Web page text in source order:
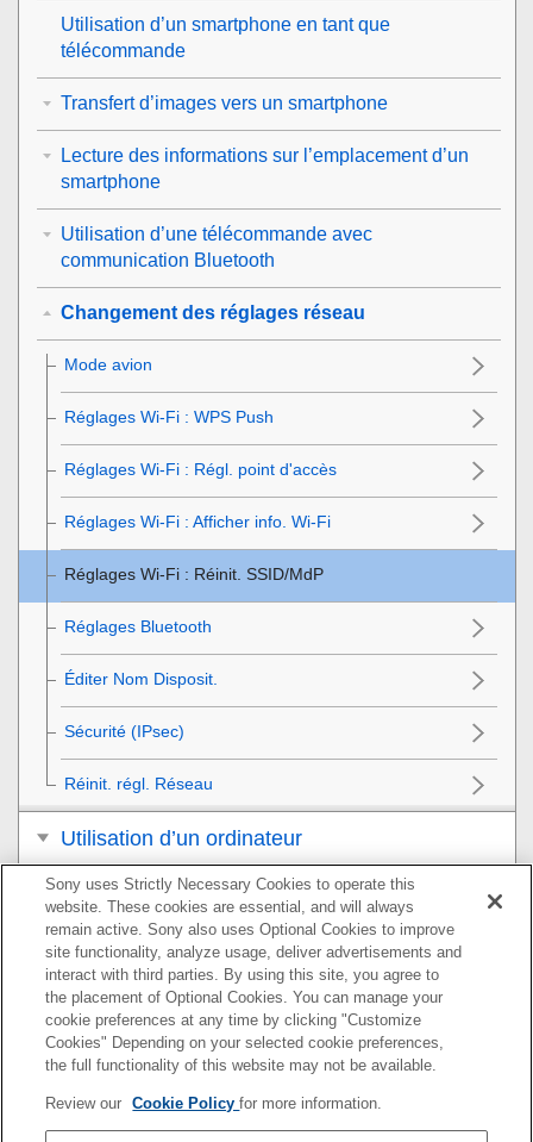
Utilisation d’un smartphone en tant que
télécommande
Transfert d’images vers un smartphone
Lecture des informations sur l’emplacement d’un
smartphone
Utilisation d’une télécommande avec
communication Bluetooth
Changement des réglages réseau
Mode avion
Réglages Wi-Fi : WPS Push
Réglages Wi-Fi : Régl. point d'accès
Réglages Wi-Fi : Afficher info. Wi-Fi
Réglages Wi-Fi : Réinit. SSID/MdP
Réglages Bluetooth
Éditer Nom Disposit.
Sécurité (IPsec)
Réinit. régl. Réseau
Utilisation d’un ordinateur
Liste des éléments du MENU
Précautions/Le produit
Si vous avez des problèmes
Pour plus d’informations sur la conformité aux lois sur
Sony uses Strictly Necessary Cookies to operate this
website. These cookies are essential, and will always
remain active. Sony also uses Optional Cookies to improve
site functionality, analyze usage, deliver advertisements and
interact with third parties. By using this site, you agree to
the placement of Optional Cookies. You can manage your
cookie preferences at any time by clicking "Customize
Cookies" Depending on your selected cookie preferences,
the full functionality of this website may not be available.
Review our Cookie Policyfor more information.